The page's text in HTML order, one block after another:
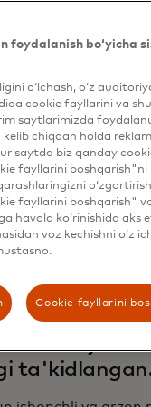
boshqa
va Sahroi
yaratish bo'yicha
ayniqsa
French Geyts
muammolar
juda muhim deb
muallifi, Geyts
bo'yicha mas'ul
rasmiy
va
bo‘yicha
o‘lchash, o‘z
cookie fayllarini va
saytlarimizda
chiqqan holda
saytda biz qanday
fayllarini boshqarish"ni
fayllarini boshqarish"
havola ko‘rinishida aks
voz kechishni o‘z
Cookie fayllarini